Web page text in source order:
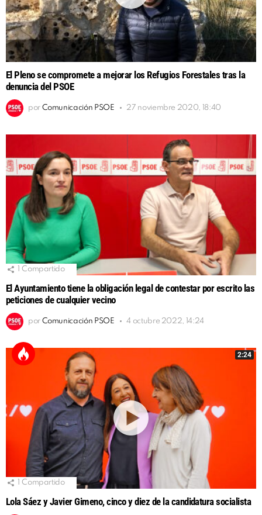
El Pleno se compromete a mejorar los Refugios Forestales tras la
denuncia del PSOE
por Comunicación PSOE 27 noviembre 2020, 18:40
Compartido
El Ayuntamiento tiene la obligación legal de contestar por escrito las
peticiones de cualquier vecino
por Comunicación PSOE 4 octubre 2022, 14:24
2:24
Compartido
Lola Sáez y Javier Gimeno, cinco y diez de la candidatura socialista